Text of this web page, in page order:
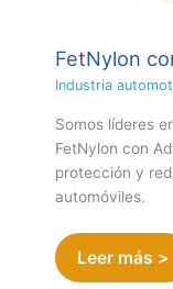
FetNylon
Industria
Somos líderes
FetNylon con
protección y
automóviles.
Leer más >